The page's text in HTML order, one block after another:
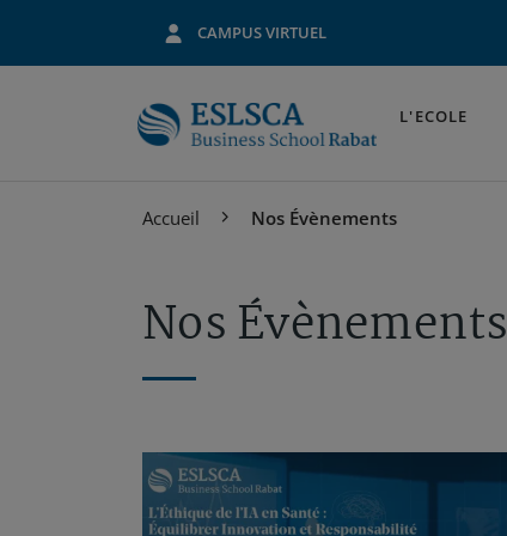
CAMPUS VIRTUEL
L'ECOLE
Accueil Nos Évènements
Nos Évènements